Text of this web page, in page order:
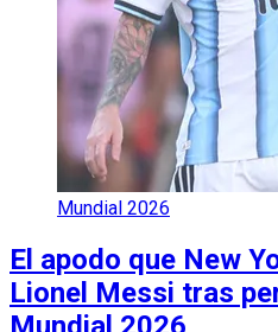
Mundial 2026
El apodo que New
Lionel Messi tras